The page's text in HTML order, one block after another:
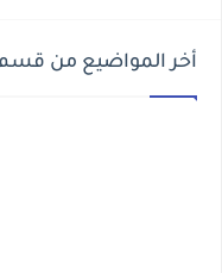
أخر المواضيع من قسم